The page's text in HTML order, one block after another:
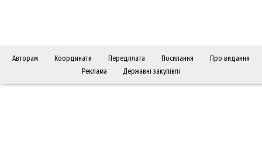
Авторам Координати Передплата Посилання
Про видання
Реклама
Державні закупівлі